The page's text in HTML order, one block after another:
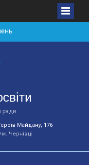
ради
Майдану, 176
м. Чернівці